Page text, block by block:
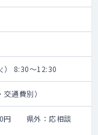
） 8:30～12:30
通費別）
円 県外：応相談